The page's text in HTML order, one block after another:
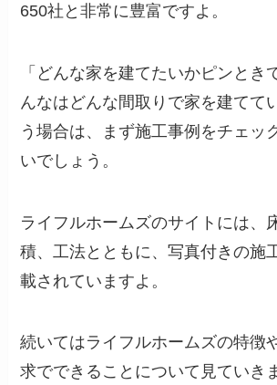
650社と非常に豊富ですよ。
「どんな家を建てたいかピンとき
んなはどんな間取りで家を建てて
う場合は、まず施工事例をチェッ
いでしょう。
ライフルホームズのサイトには、
積、工法とともに、写真付きの施
載されていますよ。
続いてはライフルホームズの特徴
求でできることについて見ていき